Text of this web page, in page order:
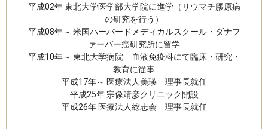
平成02年 東北大学医学部大学院に進学（リウマチ膠原病
の研究を行う）
平成08年～ 米国ハーバードメディカルスクール・ダナフ
ァーバー癌研究所に留学
平成10年～ 東北大学病院 血液免疫科にて臨床・研究・
教育に従事
平成17年～ 医療法人美瑛 理事長就任
平成25年 宗像靖彦クリニック開設
平成26年 医療法人総志会 理事長就任​